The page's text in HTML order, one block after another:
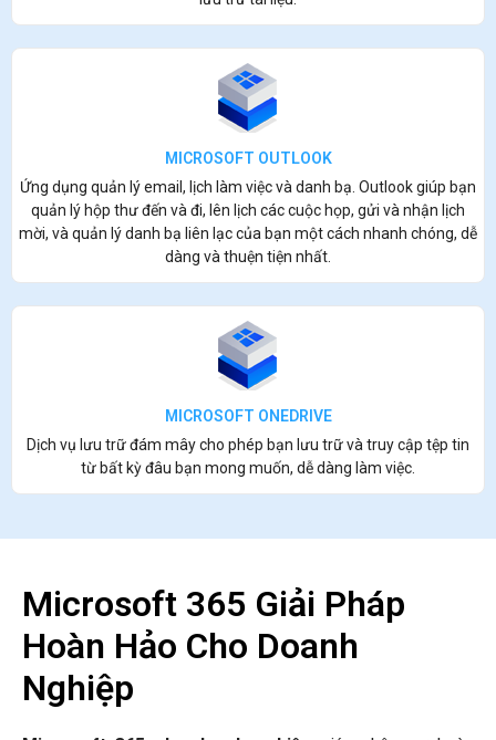
MICROSOFT OUTLOOK
Ứng dụng quản lý email, lịch làm việc và danh bạ. Outlook giúp bạn
quản lý hộp thư đến và đi, lên lịch các cuộc họp, gửi và nhận lịch
mời, và quản lý danh bạ liên lạc của bạn một cách nhanh chóng, dễ
dàng và thuện tiện nhất.
MICROSOFT ONEDRIVE
Dịch vụ lưu trữ đám mây cho phép bạn lưu trữ và truy cập tệp tin
từ bất kỳ đâu bạn mong muốn, dễ dàng làm việc.
Microsoft 365 Giải Pháp
Hoàn Hảo Cho Doanh
Nghiệp